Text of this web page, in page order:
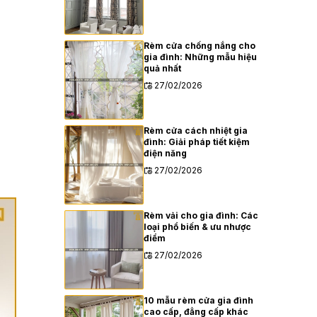
Rèm cửa chống nắng cho
gia đình: Những mẫu hiệu
quả nhất
27/02/2026
Rèm cửa cách nhiệt gia
đình: Giải pháp tiết kiệm
điện năng
27/02/2026
Rèm vải cho gia đình: Các
loại phổ biến & ưu nhược
điểm
27/02/2026
10 mẫu rèm cửa gia đình
cao cấp, đẳng cấp khác